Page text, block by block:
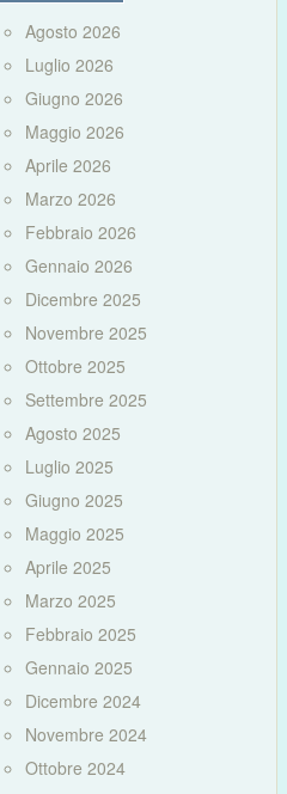
Agosto 2026
Luglio 2026
Giugno 2026
Maggio 2026
Aprile 2026
Marzo 2026
Febbraio 2026
Gennaio 2026
Dicembre 2025
Novembre 2025
Ottobre 2025
Settembre 2025
Agosto 2025
Luglio 2025
Giugno 2025
Maggio 2025
Aprile 2025
Marzo 2025
Febbraio 2025
Gennaio 2025
Dicembre 2024
Novembre 2024
Ottobre 2024